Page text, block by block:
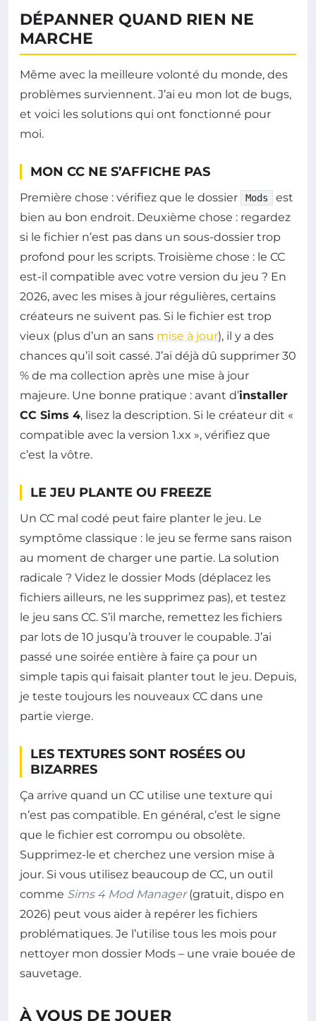
DÉPANNER QUAND RIEN NE
MARCHE
Même avec la meilleure volonté du monde, des
problèmes surviennent. J’ai eu mon lot de bugs,
et voici les solutions qui ont fonctionné pour
moi.
MON CC NE S’AFFICHE PAS
Première chose : vérifiez que le dossier Mods
est
bien au bon endroit. Deuxième chose : regardez
si le fichier n’est pas dans un sous-dossier trop
profond pour les scripts. Troisième chose : le CC
est-il compatible avec votre version du jeu ? En
2026, avec les mises à jour régulières, certains
créateurs ne suivent pas. Si le fichier est trop
vieux (plus d’un an sans mise à jour), il y a des
chances qu’il soit cassé. J’ai déjà dû supprimer 30
% de ma collection après une mise à jour
majeure. Une bonne pratique : avant d’installer
CC Sims 4, lisez la description. Si le créateur dit «
compatible avec la version 1.xx », vérifiez que
c’est la vôtre.
LE JEU PLANTE OU FREEZE
Un CC mal codé peut faire planter le jeu. Le
symptôme classique : le jeu se ferme sans raison
au moment de charger une partie. La solution
radicale ? Videz le dossier Mods (déplacez les
fichiers ailleurs, ne les supprimez pas), et testez
le jeu sans CC. S’il marche, remettez les fichiers
par lots de 10 jusqu’à trouver le coupable. J’ai
passé une soirée entière à faire ça pour un
simple tapis qui faisait planter tout le jeu. Depuis,
je teste toujours les nouveaux CC dans une
partie vierge.
LES TEXTURES SONT ROSÉES OU
BIZARRES
Ça arrive quand un CC utilise une texture qui
n’est pas compatible. En général, c’est le signe
que le fichier est corrompu ou obsolète.
Supprimez-le et cherchez une version mise à
jour. Si vous utilisez beaucoup de CC, un outil
comme Sims 4 Mod Manager(gratuit, dispo en
2026) peut vous aider à repérer les fichiers
problématiques. Je l’utilise tous les mois pour
nettoyer mon dossier Mods – une vraie bouée de
sauvetage.
À VOUS DE JOUER